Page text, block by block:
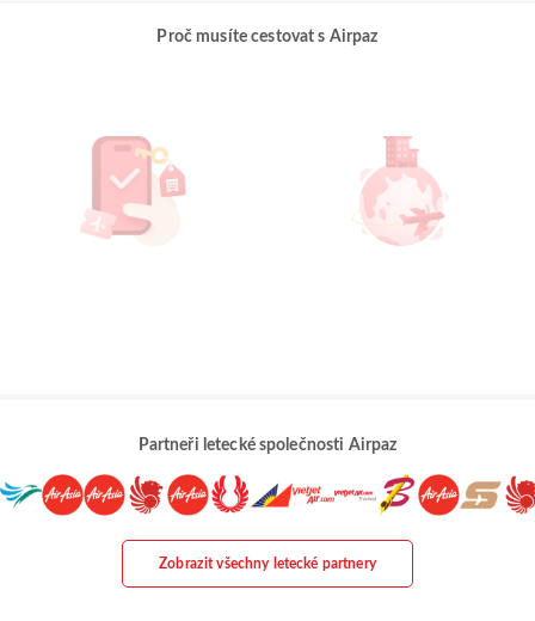
Proč musíte cestovat s Airpaz
Partneři letecké společnosti Airpaz
Zobrazit všechny letecké partnery